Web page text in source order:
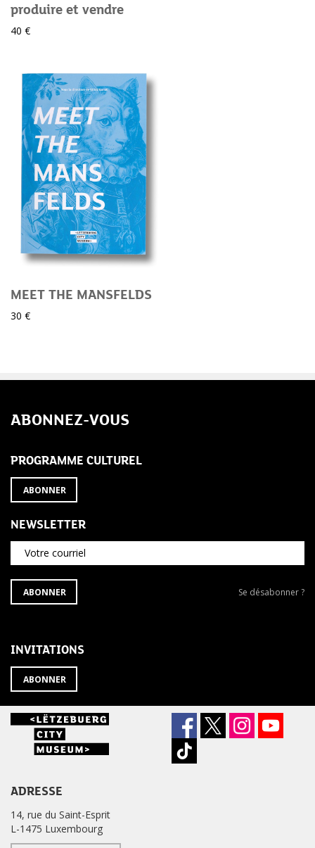
produire et vendre
40 €
MEET THE MANSFELDS
30 €
ABONNEZ-VOUS
PROGRAMME CULTUREL
ABONNER
NEWSLETTER
Votre courriel
S'ABONNER
À
ABONNER
Se
Se désabonner ?
INVITATIONS
ABONNER
ADRESSE
14, rue du Saint-Esprit
L-1475 Luxembourg